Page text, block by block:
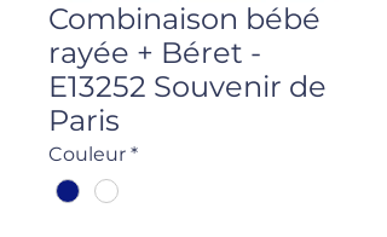
Combinaison bébé
rayée + Béret -
E13252 Souvenir de
Paris
Couleur *